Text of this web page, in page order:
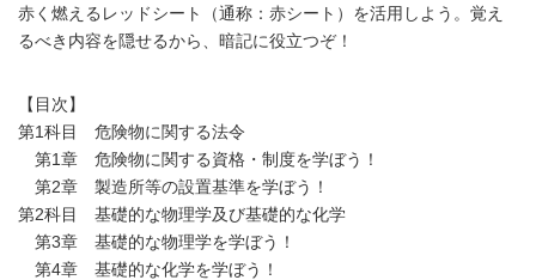
赤く燃えるレッドシート（通称：赤シート）を活用しよう。覚え
るべき内容を隠せるから、暗記に役立つぞ！
【目次】
第1科目 危険物に関する法令
第1章 危険物に関する資格・制度を学ぼう！
第2章 製造所等の設置基準を学ぼう！
第2科目 基礎的な物理学及び基礎的な化学
第3章 基礎的な物理学を学ぼう！
第4章 基礎的な化学を学ぼう！